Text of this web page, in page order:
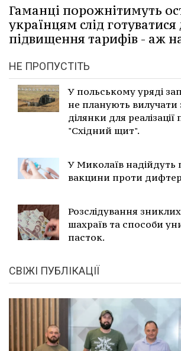
Гаманці порожнітимуть
українцям слід готуватися
підвищення тарифів - аж
НЕ ПРОПУСТІТЬ
У польському уряді
не планують вилучати
ділянки для реалізації
"Східний щит".
У Миколаїв надійдуть
вакцини проти
Розслідування
шахраїв та способи
пасток.
СВІЖІ ПУБЛІКАЦІЇ